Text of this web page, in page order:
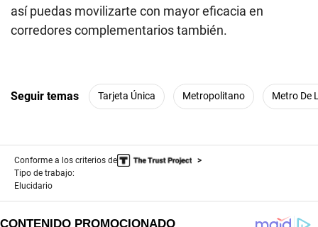
así puedas movilizarte con mayor eficacia en
corredores complementarios también.
Seguir temas Tarjeta Única Metropolitano Metro De
Conforme a los criterios de
Tipo de trabajo:
Elucidario